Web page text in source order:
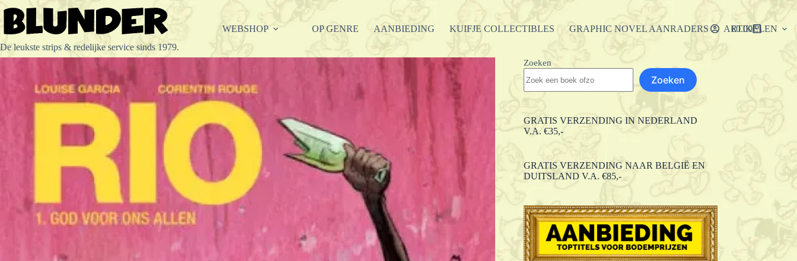
Ga
naar
inhoud
De leukste strips & redelijke service sinds 1979.
WEBSHOP OP GENRE AANBIEDING KUIFJE COLLECTIBLES GRAPHIC NOVEL AANRADERS ARTIKELEN
Winkelwagen
€0.00
Zoeken
Zoeken
GRATIS VERZENDING IN NEDERLAND
V.A. €35,-
GRATIS VERZENDING NAAR BELGIË EN
DUITSLAND V.A. €85,-